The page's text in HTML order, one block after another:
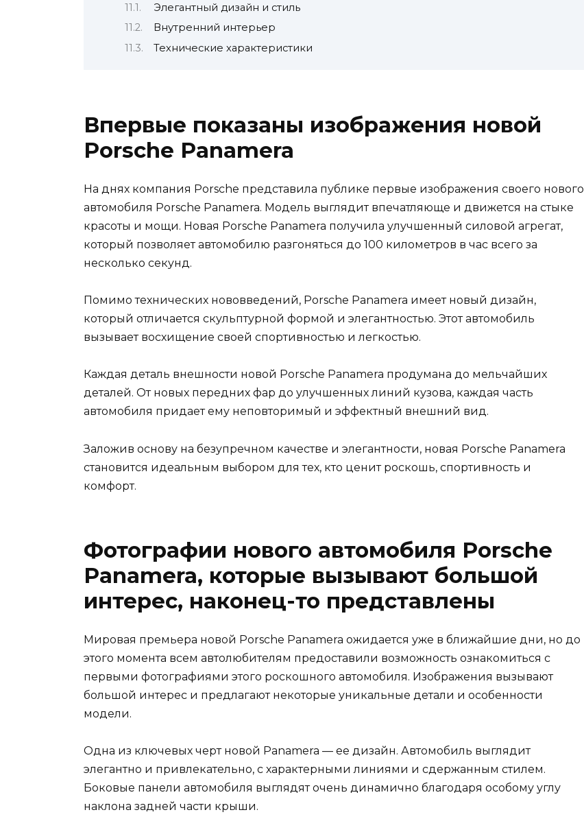
Элегантный дизайн и стиль
Внутренний интерьер
Технические характеристики
Впервые показаны изображения новой
Porsche Panamera
На днях компания Porsche представила публике первые изображения своего нового
автомобиля Porsche Panamera. Модель выглядит впечатляюще и движется на стыке
красоты и мощи. Новая Porsche Panamera получила улучшенный силовой агрегат,
который позволяет автомобилю разгоняться до 100 километров в час всего за
несколько секунд.
Помимо технических нововведений, Porsche Panamera имеет новый дизайн,
который отличается скульптурной формой и элегантностью. Этот автомобиль
вызывает восхищение своей спортивностью и легкостью.
Каждая деталь внешности новой Porsche Panamera продумана до мельчайших
деталей. От новых передних фар до улучшенных линий кузова, каждая часть
автомобиля придает ему неповторимый и эффектный внешний вид.
Заложив основу на безупречном качестве и элегантности, новая Porsche Panamera
становится идеальным выбором для тех, кто ценит роскошь, спортивность и
комфорт.
Фотографии нового автомобиля Porsche
Panamera, которые вызывают большой
интерес, наконец-то представлены
Мировая премьера новой Porsche Panamera ожидается уже в ближайшие дни, но до
этого момента всем автолюбителям предоставили возможность ознакомиться с
первыми фотографиями этого роскошного автомобиля. Изображения вызывают
большой интерес и предлагают некоторые уникальные детали и особенности
модели.
Одна из ключевых черт новой Panamera — ее дизайн. Автомобиль выглядит
элегантно и привлекательно, с характерными линиями и сдержанным стилем.
Боковые панели автомобиля выглядят очень динамично благодаря особому углу
наклона задней части крыши.